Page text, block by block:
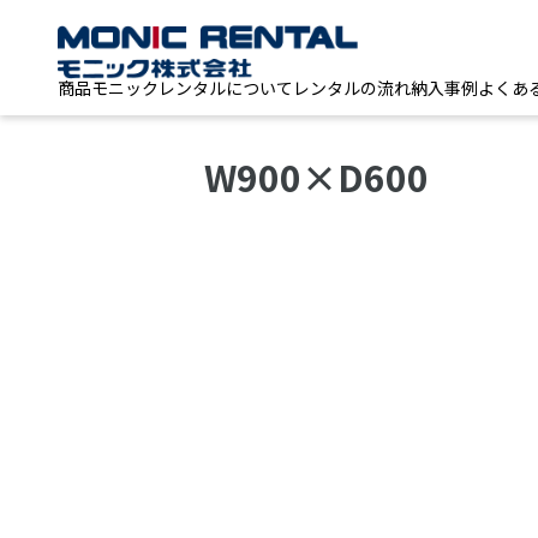
商品モニックレンタルについて レンタルの流れ納入事例よくあ
W900×D600